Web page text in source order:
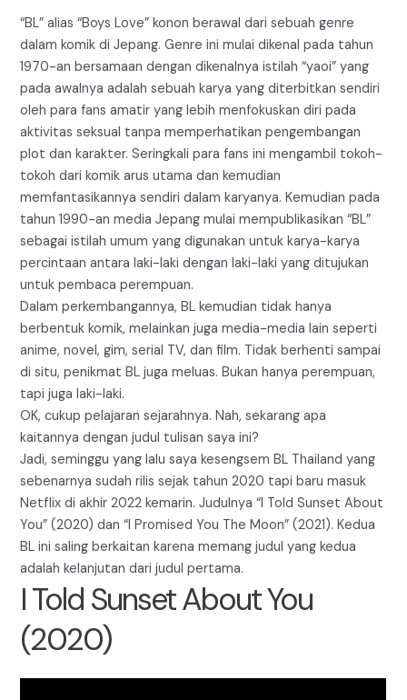
“BL” alias “Boys Love” konon berawal dari sebuah genre
dalam komik di Jepang. Genre ini mulai dikenal pada tahun
1970-an bersamaan dengan dikenalnya istilah “yaoi” yang
pada awalnya adalah sebuah karya yang diterbitkan sendiri
oleh para fans amatir yang lebih menfokuskan diri pada
aktivitas seksual tanpa memperhatikan pengembangan
plot dan karakter. Seringkali para fans ini mengambil tokoh-
tokoh dari komik arus utama dan kemudian
memfantasikannya sendiri dalam karyanya. Kemudian pada
tahun 1990-an media Jepang mulai mempublikasikan “BL”
sebagai istilah umum yang digunakan untuk karya-karya
percintaan antara laki-laki dengan laki-laki yang ditujukan
untuk pembaca perempuan.
Dalam perkembangannya, BL kemudian tidak hanya
berbentuk komik, melainkan juga media-media lain seperti
anime, novel, gim, serial TV, dan film. Tidak berhenti sampai
di situ, penikmat BL juga meluas. Bukan hanya perempuan,
tapi juga laki-laki.
OK, cukup pelajaran sejarahnya. Nah, sekarang apa
kaitannya dengan judul tulisan saya ini?
Jadi, seminggu yang lalu saya kesengsem BL Thailand yang
sebenarnya sudah rilis sejak tahun 2020 tapi baru masuk
Netflix di akhir 2022 kemarin. Judulnya “I Told Sunset About
You” (2020) dan “I Promised You The Moon” (2021). Kedua
BL ini saling berkaitan karena memang judul yang kedua
adalah kelanjutan dari judul pertama.
I Told Sunset About You
(2020)